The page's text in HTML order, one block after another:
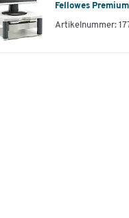
Fellowes
Artikelnummer: